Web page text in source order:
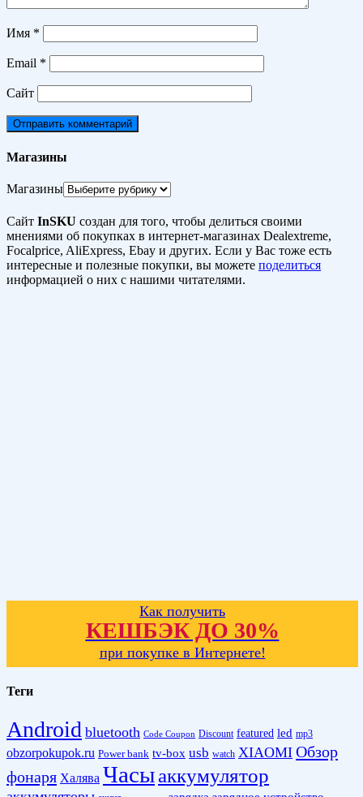
Имя *
Email *
Сайт
Магазины
Магазины
Сайт InSKU создан для того, чтобы делиться своими
мнениями об покупках в интернет-магазинах Dealextreme,
Focalprice, AliExpress, Ebay и других. Если у Вас тоже есть
интересные и полезные покупки, вы можете поделиться
информацией о них с нашими читателями.
Как получить
КЕШБЭК ДО 30%
при покупке в Интернете!
Теги
Android bluetooth Code Coupon Discount featured led mp3
obzorpokupok.ru Power bank tv-box usb watch XIAOMI Обзор
фонаря Халява Часыаккумулятор